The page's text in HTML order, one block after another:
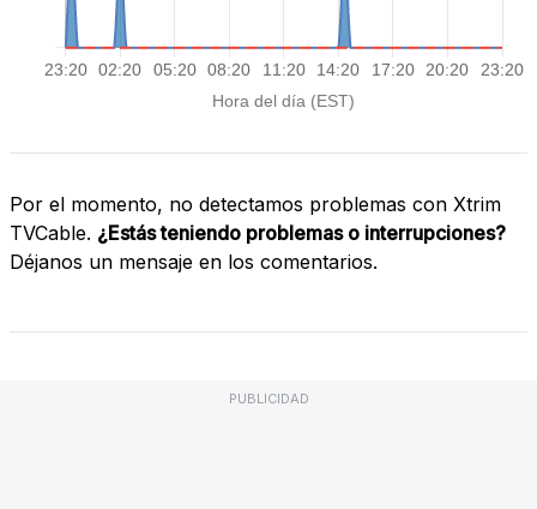
Por el momento, no detectamos problemas con Xtrim
TVCable. ¿Estás teniendo problemas o interrupciones?
Déjanos un mensaje en los comentarios.
PUBLICIDAD